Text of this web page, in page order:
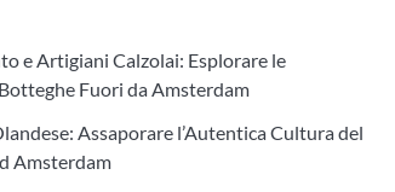
e Artigiani Calzolai: Esplorare le
Fuori da Amsterdam
Assaporare l’Autentica Cultura del
Amsterdam